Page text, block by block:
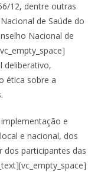
12, dentre outras
de Saúde do
Nacional de
deliberativo,
ética sobre a
e
e nacional, dos
participantes das